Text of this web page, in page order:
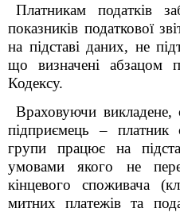
Платникам податків
показників податкової
на підставі даних, не
що визначені
Кодексу.
Враховуючи викладене,
підприємець – платник
групи працює на
умовами якого не
кінцевого споживача
митних платежів та